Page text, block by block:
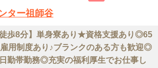
ター祖師谷
歩8分】単身寮あり★資格支援あり◎65
用制度あり♪ブランクのある方も歓迎◎
勤帯勤務◎充実の福利厚生でお仕事し